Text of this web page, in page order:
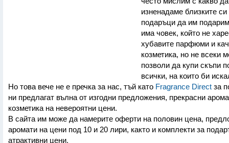
изненадаме близките си
подаръци да им
има човек, който не
хубавите парфюми и
козметика, но не всеки
позволи да купи скъпи
всички, на които би
Но това вече не е пречка за нас, тъй като Fragrance Direct за
ни предлагат вълна от изгодни предложения, прекрасни
козметика на невероятни цени.
В сайта им може да намерите оферти на половин цена,
аромати на цени под 10 и 20 лири, както и комплекти за
атрактивни цени.